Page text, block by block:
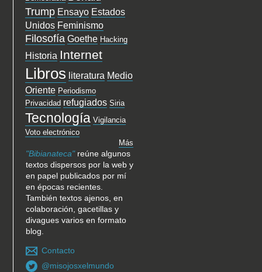
Trump Ensayo Estados
Unidos Feminismo
Filosofía Goethe Hacking
Historia Internet
Libros literatura Medio
Oriente Periodismo
Privacidad refugiados Siria
Tecnología Vigilancia
Voto electrónico
Más
"Bibianateca"reúne algunos
textos dispersos por la web y
en papel publicados por mí
en épocas recientes.
También textos ajenos, en
colaboración, gacetillas y
divagues varios en formato
blog.
Contacto
@misojosxelmundo